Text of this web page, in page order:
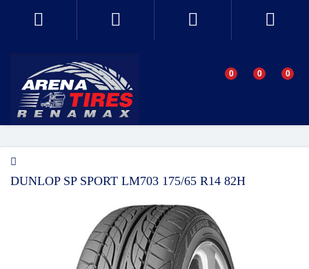
0 0 0
DUNLOP SP SPORT LM703 175/65 R14 82H